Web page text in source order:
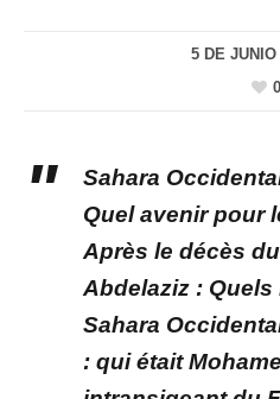
5 DE
0
Sahara
Quel avenir pour
Après le décès
Abdelaziz :
Sahara
: qui était